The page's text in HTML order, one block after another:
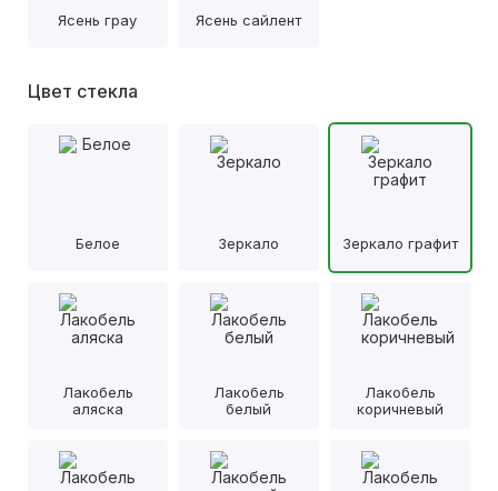
Ясень грау Ясень сайлент
Цвет стекла
Белое Зеркало Зеркало графит
Лакобель
аляска
Лакобель
белый
Лакобель
коричневый